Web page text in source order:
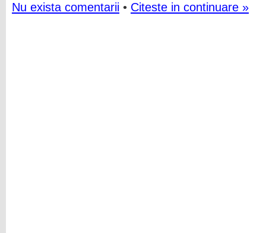
Nu exista comentarii • Citeste in continuare »